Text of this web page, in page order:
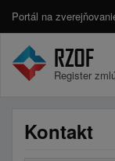
Portál na
Register
Kontakt